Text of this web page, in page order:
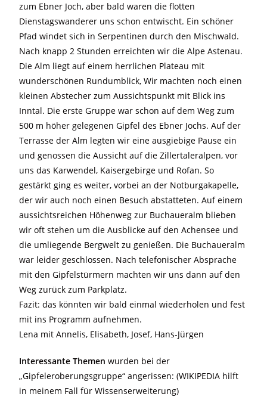
zum Ebner Joch, aber bald waren die flotten
Dienstagswanderer uns schon entwischt. Ein schöner
Pfad windet sich in Serpentinen durch den Mischwald.
Nach knapp 2 Stunden erreichten wir die Alpe Astenau.
Die Alm liegt auf einem herrlichen Plateau mit
wunderschönen Rundumblick, Wir machten noch einen
kleinen Abstecher zum Aussichtspunkt mit Blick ins
Inntal. Die erste Gruppe war schon auf dem Weg zum
500 m höher gelegenen Gipfel des Ebner Jochs. Auf der
Terrasse der Alm legten wir eine ausgiebige Pause ein
und genossen die Aussicht auf die Zillertaleralpen, vor
uns das Karwendel, Kaisergebirge und Rofan. So
gestärkt ging es weiter, vorbei an der Notburgakapelle,
der wir auch noch einen Besuch abstatteten. Auf einem
aussichtsreichen Höhenweg zur Buchaueralm blieben
wir oft stehen um die Ausblicke auf den Achensee und
die umliegende Bergwelt zu genießen. Die Buchaueralm
war leider geschlossen. Nach telefonischer Absprache
mit den Gipfelstürmern machten wir uns dann auf den
Weg zurück zum Parkplatz.
Fazit: das könnten wir bald einmal wiederholen und fest
mit ins Programm aufnehmen.
Lena mit Annelis, Elisabeth, Josef, Hans-Jürgen
Interessante Themen wurden bei der
„Gipfeleroberungsgruppe“ angerissen: (WIKIPEDIA hilft
in meinem Fall für Wissenserweiterung)